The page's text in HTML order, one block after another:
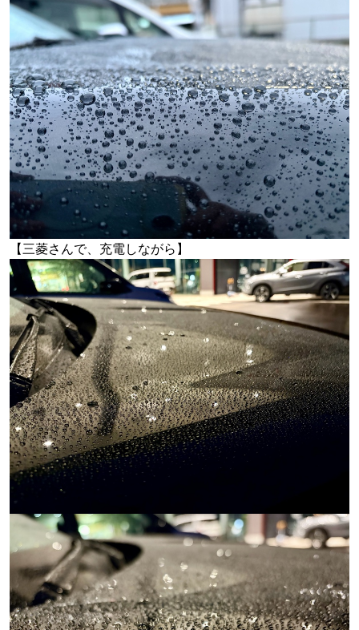
【三菱さんで、充電しながら】